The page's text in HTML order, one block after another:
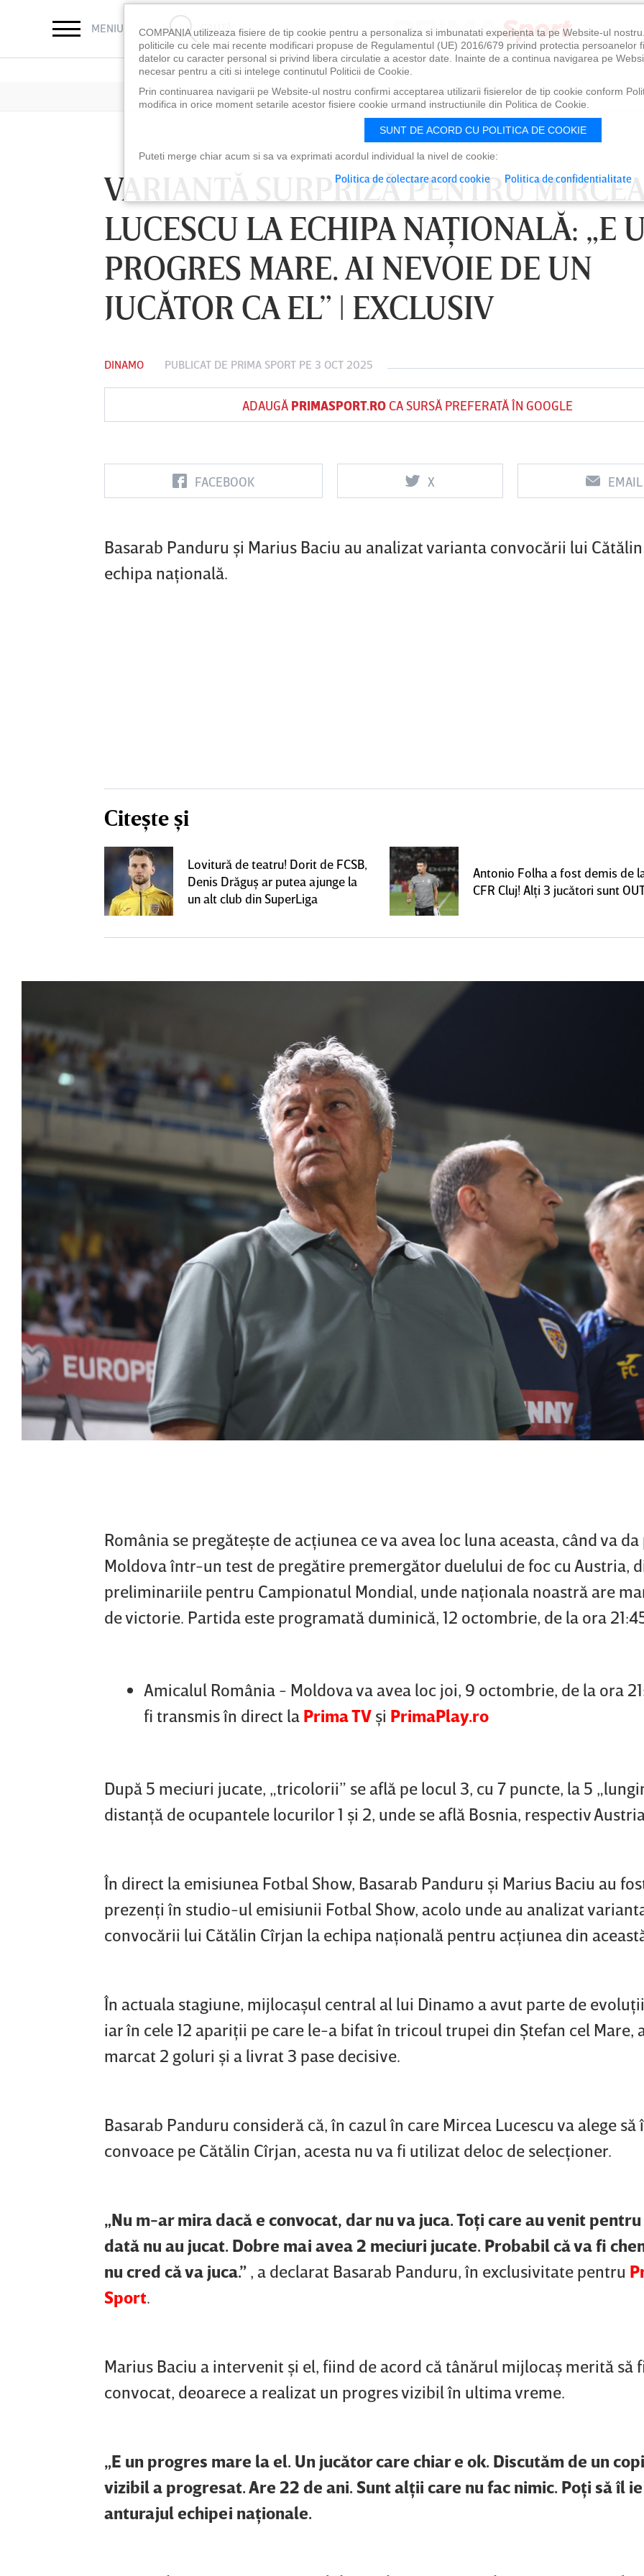
MENIU CAUTĂ
VARIANTĂ SURPRIZĂ PENTRU MIRCEA
LUCESCU LA ECHIPA NAŢIONALĂ: „E
PROGRES MARE. AI NEVOIE DE UN
JUCĂTOR CA EL” | EXCLUSIV
DINAMO PUBLICAT DE PRIMA SPORT PE 3 OCT 2025
ADAUGĂ PRIMASPORT.ROCA SURSĂ PREFERATĂ ÎN GOOGLE
FACEBOOK X EMAIL
Basarab Panduru şi Marius Baciu au analizat varianta convocării lui
echipa naţională.
Citește și
Lovitură de teatru! Dorit de FCSB,
Denis Drăguş ar putea ajunge la
un alt club din SuperLiga
Antonio Folha a fost demis de
CFR Cluj! Alţi 3 jucători sunt
România se pregăteşte de acţiunea ce va avea loc luna aceasta, când va
Moldova într-un test de pregătire premergător duelului de foc cu Austria,
preliminariile pentru Campionatul Mondial, unde naţionala noastră are
de victorie. Partida este programată duminică, 12 octombrie, de la ora
Amicalul România - Moldova va avea loc joi, 9 octombrie, de la ora
fi transmis în direct la Prima TV şi PrimaPlay.ro
După 5 meciuri jucate, „tricolorii” se află pe locul 3, cu 7 puncte, la 5
distanţă de ocupantele locurilor 1 şi 2, unde se află Bosnia, respectiv
În direct la emisiunea Fotbal Show, Basarab Panduru şi Marius Baciu au
prezenţi în studio-ul emisiunii Fotbal Show, acolo unde au analizat
convocării lui Cătălin Cîrjan la echipa naţională pentru acţiunea din
În actuala stagiune, mijlocaşul central al lui Dinamo a avut parte de
iar în cele 12 apariţii pe care le-a bifat în tricoul trupei din Ştefan cel Mare,
marcat 2 goluri şi a livrat 3 pase decisive.
Basarab Panduru consideră că, în cazul în care Mircea Lucescu va alege să
convoace pe Cătălin Cîrjan, acesta nu va fi utilizat deloc de selecţioner.
„Nu m-ar mira dacă e convocat, dar nu va juca. Toţi care au venit
dată nu au jucat. Dobre mai avea 2 meciuri jucate. Probabil că va fi
nu cred că va juca.” , a declarat Basarab Panduru, în exclusivitate pentru
Sport.
Marius Baciu a intervenit şi el, fiind de acord că tânărul mijlocaş merită să
convocat, deoarece a realizat un progres vizibil în ultima vreme.
„E un progres mare la el. Un jucător care chiar e ok. Discutăm de un
vizibil a progresat. Are 22 de ani. Sunt alţii care nu fac nimic. Poţi să îl
anturajul echipei naţionale.
LUNI 10 AUG, 18:30
FC Botoşani
Vs
Corvinul
LUNI 10 AUG, 21:30
Sepsi OSK Sf
Vs
FCSB
VINERI 07 AUG, 21:00
UTA Arad
0
Vs
Rapid
0
COMPANIA utilizeaza fisiere de tip cookie pentru a personaliza si imbunatati experienta ta pe Website-ul
politicile cu cele mai recente modificari propuse de Regulamentul (UE) 2016/679 privind protectia persoanelor
datelor cu caracter personal si privind libera circulatie a acestor date. Inainte de a continua navigarea pe
necesar pentru a citi si intelege continutul Politicii de Cookie.
Prin continuarea navigarii pe Website-ul nostru confirmi acceptarea utilizarii fisierelor de tip cookie conform
modifica in orice moment setarile acestor fisiere cookie urmand instructiunile din Politica de Cookie.
SUNT DE ACORD CU POLITICA DE COOKIE
Puteti merge chiar acum si sa va exprimati acordul individual la nivel de cookie:
Politica de colectare acord cookie Politica de confidentialitate